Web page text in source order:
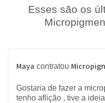
Esses são os
Maya contratou
Gostaria de fazer a
tenho aflição , tive a